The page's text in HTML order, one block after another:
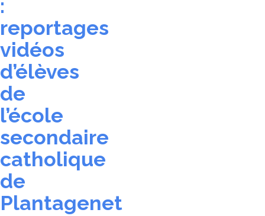
:
reportages
vidéos
d’élèves
de
l’école
secondaire
catholique
de
Plantagenet